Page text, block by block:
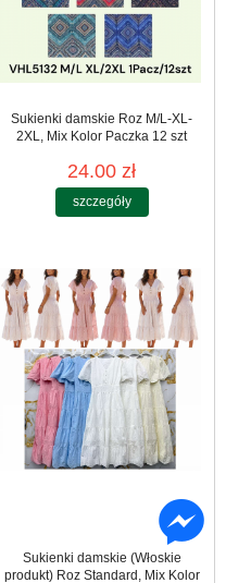
Sukienki damskie Roz M/L-XL-
2XL, Mix Kolor Paczka 12 szt
24.00 zł
szczegóły
Sukienki damskie (Włoskie
produkt) Roz Standard, Mix Kolor